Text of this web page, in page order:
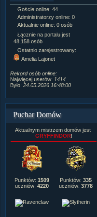
Goście online: 44
Administratorzy online: 0
Aktualnie online: 0 osób
Łącznie na portalu jest
48,158 osób
Ostatnio zarejestrowany:
Amelia Lajonet
Rekord osób online:
Najwięcej userów: 1414
Było: 24.05.2026 16:48:00
Puchar Domów
Aktualnym mistrzem domów jest
GRYFFINDOR!
Punktów: 1509
uczniów: 4220
Punktów: 335
uczniów: 3778